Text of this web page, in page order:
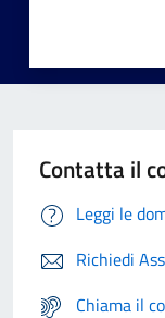
Contatta il
Leggi le
Richiedi
Chiama il